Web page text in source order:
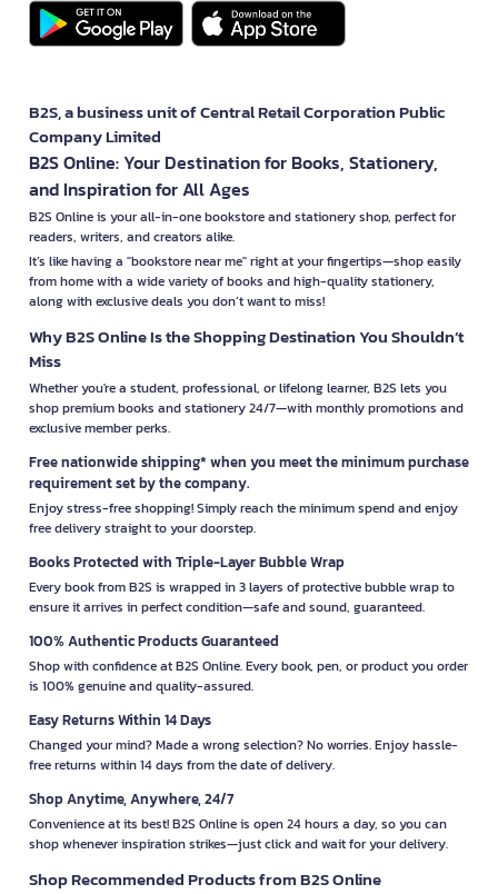
B2S, a business unit of Central Retail Corporation Public
Company Limited
B2S Online: Your Destination for Books, Stationery,
and Inspiration for All Ages
B2S Online is your all-in-one bookstore and stationery shop, perfect for
readers, writers, and creators alike.
It’s like having a "bookstore near me" right at your fingertips—shop easily
from home with a wide variety of books and high-quality stationery,
along with exclusive deals you don’t want to miss!
Why B2S Online Is the Shopping Destination You Shouldn’t
Miss
Whether you're a student, professional, or lifelong learner, B2S lets you
shop premium books and stationery 24/7—with monthly promotions and
exclusive member perks.
Free nationwide shipping* when you meet the minimum purchase
requirement set by the company.
Enjoy stress-free shopping! Simply reach the minimum spend and enjoy
free delivery straight to your doorstep.
Books Protected with Triple-Layer Bubble Wrap
Every book from B2S is wrapped in 3 layers of protective bubble wrap to
ensure it arrives in perfect condition—safe and sound, guaranteed.
100% Authentic Products Guaranteed
Shop with confidence at B2S Online. Every book, pen, or product you order
is 100% genuine and quality-assured.
Easy Returns Within 14 Days
Changed your mind? Made a wrong selection? No worries. Enjoy hassle-
free returns within 14 days from the date of delivery.
Shop Anytime, Anywhere, 24/7
Convenience at its best! B2S Online is open 24 hours a day, so you can
shop whenever inspiration strikes—just click and wait for your delivery.
Shop Recommended Products from B2S Online